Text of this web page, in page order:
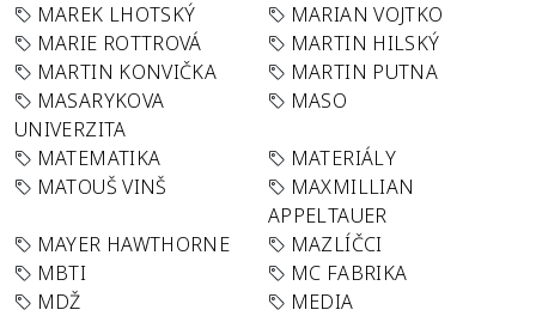
MAREK LHOTSKÝ
MARIAN VOJTKO
MARIE ROTTROVÁ
MARTIN HILSKÝ
MARTIN KONVIČKA
MARTIN PUTNA
MASARYKOVA
UNIVERZITA
MASO
MATEMATIKA
MATERIÁLY
MATOUŠ VINŠ
MAXMILLIAN
APPELTAUER
MAYER HAWTHORNE
MAZLÍČCI
MBTI
MC FABRIKA
MDŽ
MEDIA